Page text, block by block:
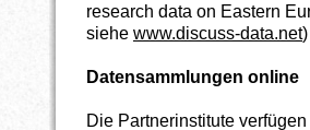
research data on Eastern
siehe www.discuss-data.net
Datensammlungen online
Die Partnerinstitute